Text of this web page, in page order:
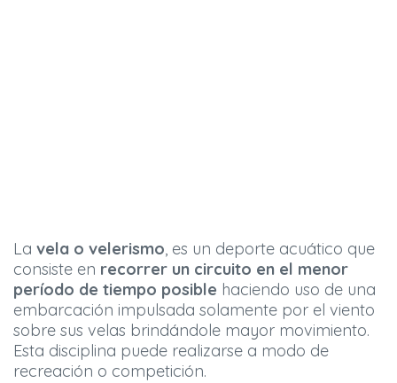
La vela o velerismo, es un deporte acuático que
consiste en recorrer un circuito en el menor
período de tiempo posible haciendo uso de una
embarcación impulsada solamente por el viento
sobre sus velas brindándole mayor movimiento.
Esta disciplina puede realizarse a modo de
recreación o competición.